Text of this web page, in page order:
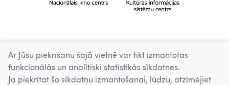
Ar Jūsu piekrišanu šajā vietnē var tikt izmantotas
funkcionālās un analītiski statistikās sīkdatnes.
Ja piekrītat šo sīkdatņu izmantošanai, lūdzu, atzīmējiet